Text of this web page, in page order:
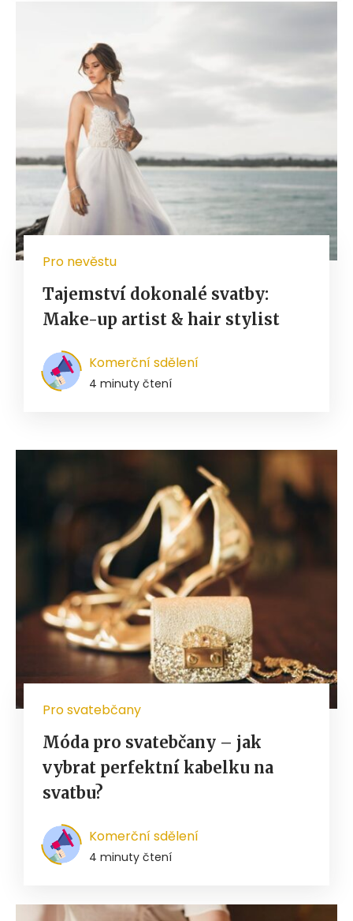
Pro nevěstu
Tajemství dokonalé svatby:
Make-up artist & hair stylist
Komerční sdělení
4 minuty čtení
Pro svatebčany
Móda pro svatebčany – jak
vybrat perfektní kabelku na
svatbu?
Komerční sdělení
4 minuty čtení